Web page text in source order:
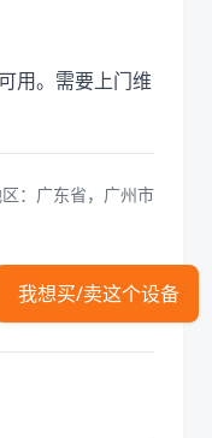
用。需要上门维
：广东省，广州市
我想买/卖这个设备